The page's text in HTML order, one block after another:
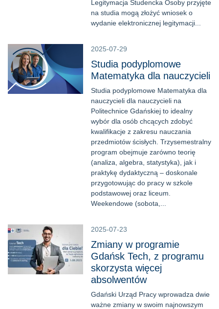
Legitymacja Studencka Osoby przyjęte
na studia mogą złożyć wniosek o
wydanie elektronicznej legitymacji...
2025-07-29
Studia podyplomowe
Matematyka dla nauczycieli
Studia podyplomowe Matematyka dla
nauczycieli dla nauczycieli na
Politechnice Gdańskiej to idealny
wybór dla osób chcących zdobyć
kwalifikacje z zakresu nauczania
przedmiotów ścisłych. Trzysemestralny
program obejmuje zarówno teorię
(analiza, algebra, statystyka), jak i
praktykę dydaktyczną – doskonale
przygotowując do pracy w szkole
podstawowej oraz liceum.
Weekendowe (sobota,...
2025-07-23
Zmiany w programie
Gdańsk Tech, z programu
skorzysta więcej
absolwentów
Gdański Urząd Pracy wprowadza dwie
ważne zmiany w swoim najnowszym